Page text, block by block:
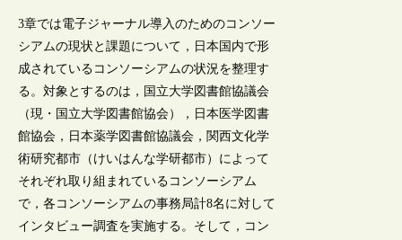
3章では電子ジャーナル導入のためのコンソー
シアムの現状と課題について，日本国内で形
成されているコンソーシアムの状況を整理す
る。対象とするのは，国立大学図書館協議会
（現・国立大学図書館協会），日本医学図書
館協会，日本薬学図書館協議会，関西文化学
術研究都市（けいはんな学研都市）によって
それぞれ取り組まれているコンソーシアム
で，各コンソーシアムの事務局計8名に対して
インタビュー調査を実施する。そして，コン